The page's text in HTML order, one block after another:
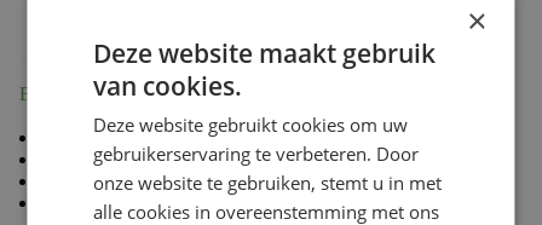
Beschrijving
80% Cotton 20% Polyester
Mid Weight Brushed
Back Fleece
Self Fabric Lined Hood
×
Deze website maakt gebruik
van cookies.
Deze website gebruikt cookies om uw
gebruikerservaring te verbeteren. Door
onze website te gebruiken, stemt u in met
alle cookies in overeenstemming met ons